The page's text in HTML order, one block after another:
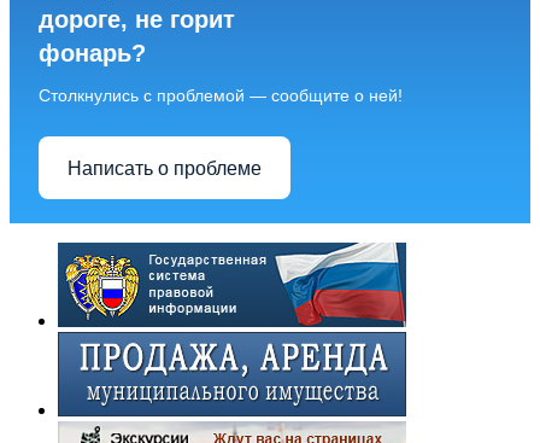
дороге, не горит
фонарь?
Столкнулись с проблемой — сообщите о ней!
Написать о проблеме